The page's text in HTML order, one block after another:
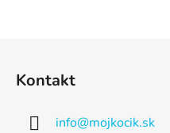
Kontakt
info@mojkocik.sk